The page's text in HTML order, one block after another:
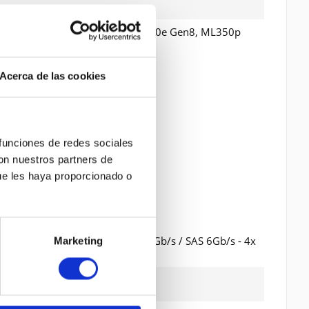
de las cookies
de redes sociales
nuestros partners de
les haya proporcionado o
Marketing
Gen8, DL560 Gen8, ML350e Gen8, ML350p
(innerhalb) Â¦ 4 x SATA 6Gb/s / SAS 6Gb/s - 4x